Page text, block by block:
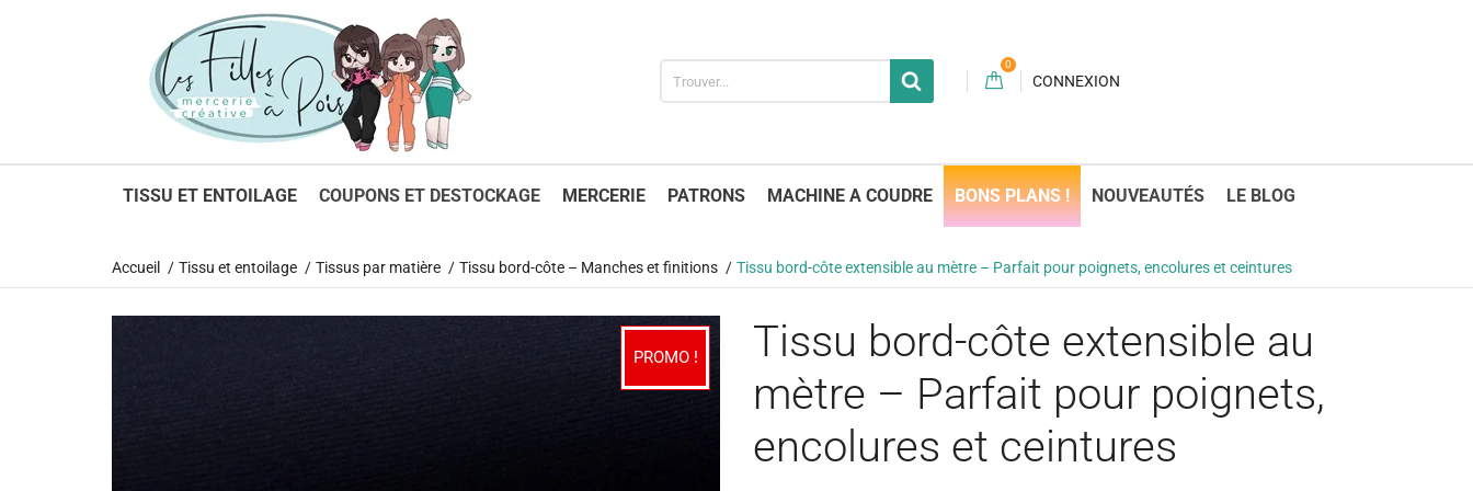
0
CONNEXION
TISSU ET ENTOILAGE COUPONS ET DESTOCKAGE MERCERIE PATRONS MACHINE A COUDRE BONS PLANS ! NOUVEAUTÉS LE BLOG
Accueil Tissu et entoilage Tissus par matière Tissu bord-côte – Manches et finitions Tissu bord-côte extensible au mètre – Parfait pour poignets, encolures et ceintures
PROMO !
Tissu bord-côte extensible au
mètre – Parfait pour poignets,
encolures et ceintures